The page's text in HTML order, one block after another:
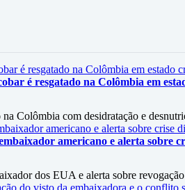
é resgatado na Colômbia em
Colômbia com desidratação e
americano e alerta sobre
dos EUA e alerta sobre